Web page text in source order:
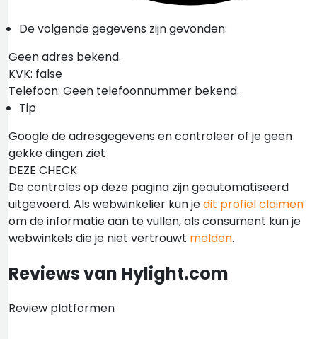
De volgende gegevens zijn gevonden:
Geen adres bekend.
KVK: false
Telefoon: Geen telefoonnummer bekend.
Tip
Google de adresgegevens en controleer of je geen
gekke dingen ziet
DEZE CHECK
De controles op deze pagina zijn geautomatiseerd
uitgevoerd. Als webwinkelier kun jedit profiel claimen
om de informatie aan te vullen, als consument kun je
webwinkels die je niet vertrouwt melden.
Reviews van Hylight.com
Review platformen